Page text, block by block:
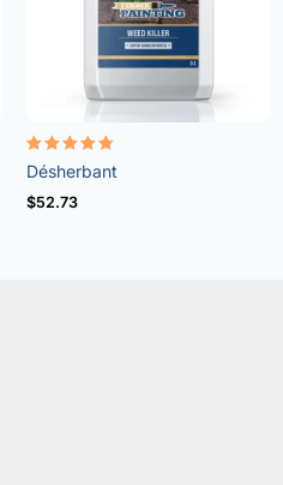
Note
4.73
sur 5
Désherbant
$52.73